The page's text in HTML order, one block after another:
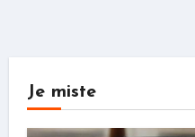
Je miste